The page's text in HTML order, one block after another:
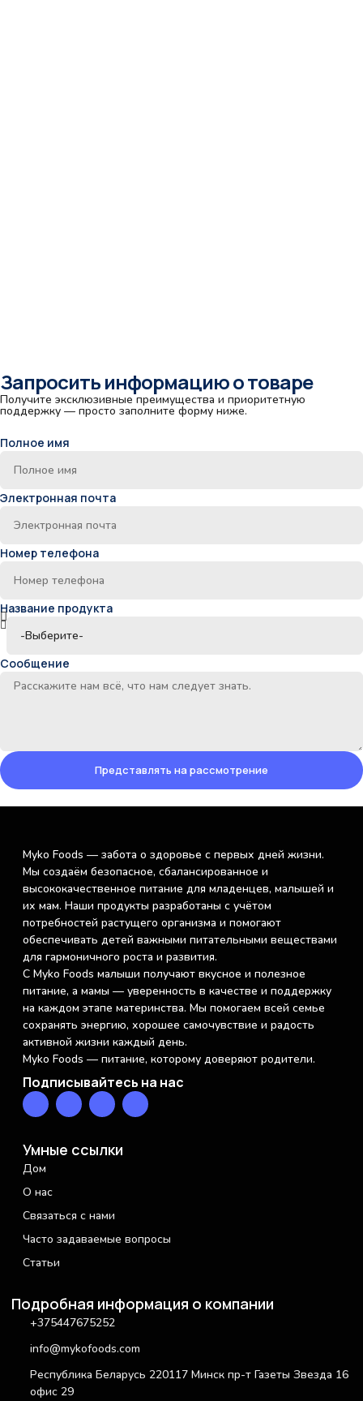
Запросить информацию о товаре
Получите эксклюзивные преимущества и приоритетную
поддержку — просто заполните форму ниже.
Полное имя
Электронная почта
Номер телефона
Название продукта
Сообщение
Представлять на рассмотрение
Myko Foods — забота о здоровье с первых дней жизни.
Мы создаём безопасное, сбалансированное и
высококачественное питание для младенцев, малышей и
их мам. Наши продукты разработаны с учётом
потребностей растущего организма и помогают
обеспечивать детей важными питательными веществами
для гармоничного роста и развития.
С Myko Foods малыши получают вкусное и полезное
питание, а мамы — уверенность в качестве и поддержку
на каждом этапе материнства. Мы помогаем всей семье
сохранять энергию, хорошее самочувствие и радость
активной жизни каждый день.
Myko Foods — питание, которому доверяют родители.
Подписывайтесь на нас
Умные ссылки
Дом
О нас
Связаться с нами
Часто задаваемые вопросы
Статьи
Подробная информация о компании
+375447675252
info@mykofoods.com
Республика Беларусь 220117 Минск пр-т Газеты Звезда 16
офис 29